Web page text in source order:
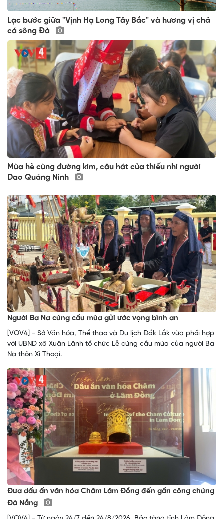
Lạc bước giữa "Vịnh Hạ Long Tây Bắc" và hương vị chả
cá sông Đà
Mùa hè cùng đường kim, câu hát của thiếu nhi người
Dao Quảng Ninh
Người Ba Na cúng cầu mùa gửi ước vọng bình an
[VOV4] - Sở Văn hóa, Thể thao và Du lịch Đắk Lắk vừa phối hợp
với UBND xã Xuân Lãnh tổ chức Lễ cúng cầu mùa của người Ba
Na thôn Xí Thoại.
Đưa dấu ấn văn hóa Chăm Lâm Đồng đến gần công chúng
Đà Nẵng